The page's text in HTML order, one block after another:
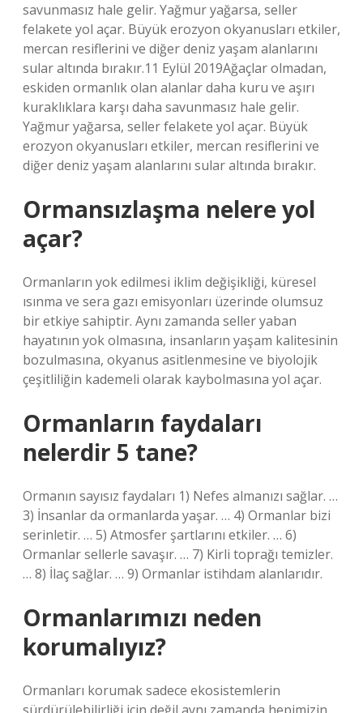
savunmasız hale gelir. Yağmur yağarsa, seller
felakete yol açar. Büyük erozyon okyanusları etkiler,
mercan resiflerini ve diğer deniz yaşam alanlarını
sular altında bırakır.11 Eylül 2019Ağaçlar olmadan,
eskiden ormanlık olan alanlar daha kuru ve aşırı
kuraklıklara karşı daha savunmasız hale gelir.
Yağmur yağarsa, seller felakete yol açar. Büyük
erozyon okyanusları etkiler, mercan resiflerini ve
diğer deniz yaşam alanlarını sular altında bırakır.
Ormansızlaşma nelere yol
açar?
Ormanların yok edilmesi iklim değişikliği, küresel
ısınma ve sera gazı emisyonları üzerinde olumsuz
bir etkiye sahiptir. Aynı zamanda seller yaban
hayatının yok olmasına, insanların yaşam kalitesinin
bozulmasına, okyanus asitlenmesine ve biyolojik
çeşitliliğin kademeli olarak kaybolmasına yol açar.
Ormanların faydaları
nelerdir 5 tane?
Ormanın sayısız faydaları 1) Nefes almanızı sağlar. …
3) İnsanlar da ormanlarda yaşar. … 4) Ormanlar bizi
serinletir. … 5) Atmosfer şartlarını etkiler. … 6)
Ormanlar sellerle savaşır. … 7) Kirli toprağı temizler.
… 8) İlaç sağlar. … 9) Ormanlar istihdam alanlarıdır.
Ormanlarımızı neden
korumalıyız?
Ormanları korumak sadece ekosistemlerin